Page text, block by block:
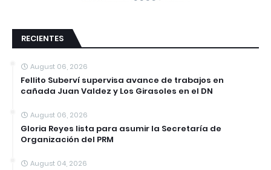
RECIENTES
August 06, 2026
Fellito Suberví supervisa avance de trabajos en
cañada Juan Valdez y Los Girasoles en el DN
August 06, 2026
Gloria Reyes lista para asumir la Secretaría de
Organización del PRM
August 04, 2026